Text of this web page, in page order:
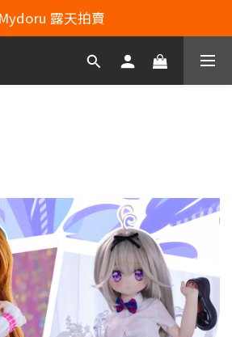
Line Officiel ：@703feias
Mydoru 露天拍賣
Line Officiel ：@703feias